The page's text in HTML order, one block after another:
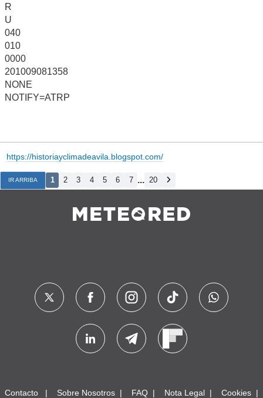
R
U
040
010
0000
201009081358
NONE
NOTIFY=ATRP
https://historiayclimadeavila.blogspot.com/
IR ARRIBA 1 2 3 4 5 6 7 ... 20
Contacto Sobre Nosotros FAQ Nota Legal Cookies